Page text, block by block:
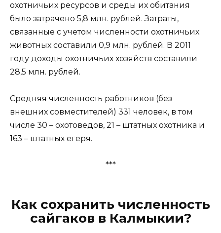
охотничьих ресурсов и среды их обитания
было затрачено 5,8 млн. рублей. Затраты,
связанные с учетом численности охотничьих
животных составили 0,9 млн. рублей. В 2011
году доходы охотничьих хозяйств составили
28,5 млн. рублей.
Средняя численность работников (без
внешних совместителей) 331 человек, в том
числе 30 – охотоведов, 21 – штатных охотника и
163 – штатных егеря.
***
Как сохранить численность
сайгаков в Калмыкии?